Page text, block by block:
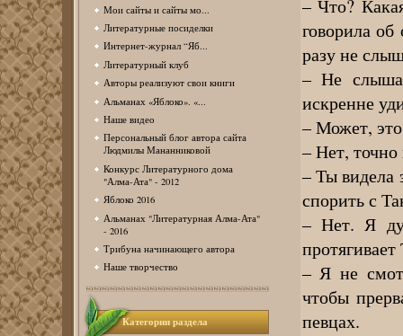
Мои сайты и сайты мо...
Литературные посиделки
Интернет-журнал “Яб...
Литературный клуб
Авторы реализуют свои книги
Альманах «Яблоко». «...
Наше видео
Персональный блог автора сайта
Людмилы Мананниковой
Конкурс Литературного дома
"Алма-Ата" - 2012
Яблоко 2016
Альманах "Литературная Алма-Ата"
- 2016
Трибуна начинающего автора
Наше творчество
Категории раздела
– Что?
говорила
разу не
– Не
искренне
– Может,
– Нет,
– Ты видела
спорить с
– Нет. Я
– Я не
чтобы
певцах.